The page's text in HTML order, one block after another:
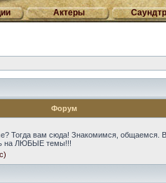
Актеры
Форум
Тогда вам сюда! Знакомимся, общаемся.
на ЛЮБЫЕ темы!!!